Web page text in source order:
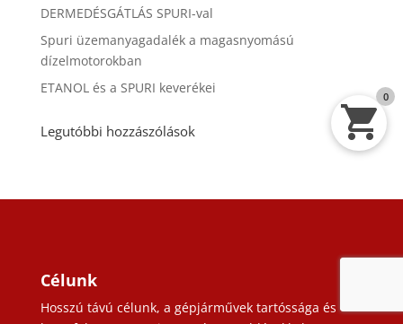
DERMEDÉSGÁTLÁS SPURI-val
Spuri üzemanyagadalék a magasnyomású
dízelmotorokban
ETANOL és a SPURI keverékei
Legutóbbi hozzászólások
Célunk
Hosszú távú célunk, a gépjárművek tartóssága és
0